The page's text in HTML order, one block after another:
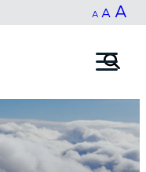
A Decrease
size.
A Reset
size.
A